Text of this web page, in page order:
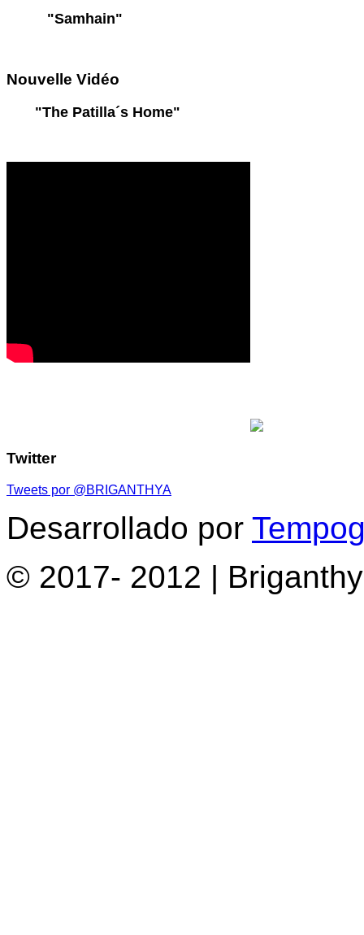
"Samhain"
Nouvelle Vidéo
"The Patilla´s Home"
Twitter
Tweets por @BRIGANTHYA
Desarrollado por
© 2017- 2012 |